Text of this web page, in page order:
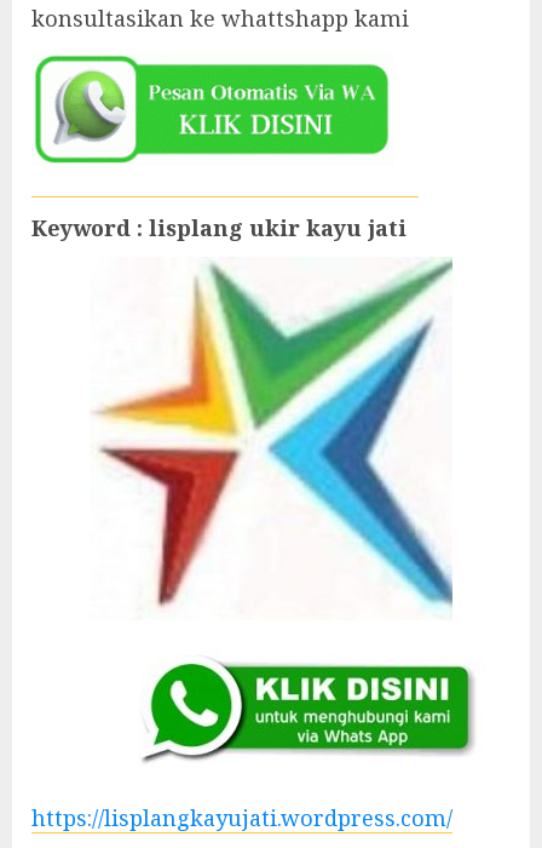
konsultasikan ke whattshapp kami
Keyword : lisplang ukir kayu jati
https://lisplangkayujati.wordpress.com/